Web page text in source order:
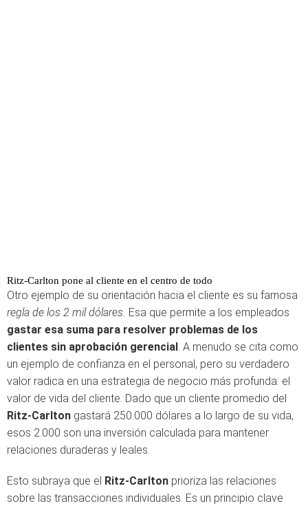
Ritz-Carlton pone al cliente en el centro de todo
Otro ejemplo de su orientación hacia el cliente es su famosa
regla de los 2 mil dólares. Esa que permite a los empleados
gastar esa suma para resolver problemas de los
clientes sin aprobación gerencial. A menudo se cita como
un ejemplo de confianza en el personal, pero su verdadero
valor radica en una estrategia de negocio más profunda: el
valor de vida del cliente. Dado que un cliente promedio del
Ritz-Carlton gastará 250.000 dólares a lo largo de su vida,
esos 2.000 son una inversión calculada para mantener
relaciones duraderas y leales.
Esto subraya que el Ritz-Carlton prioriza las relaciones
sobre las transacciones individuales. Es un principio clave